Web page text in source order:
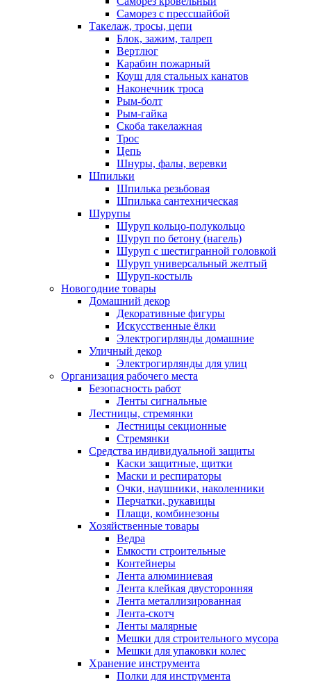
Саморез с прессшайбой
Такелаж, тросы, цепи
Блок, зажим, талреп
Вертлюг
Карабин пожарный
Коуш для стальных канатов
Наконечник троса
Рым-болт
Рым-гайка
Скоба такелажная
Трос
Цепь
Шнуры, фалы, веревки
Шпильки
Шпилька резьбовая
Шпилька сантехническая
Шурупы
Шуруп кольцо-полукольцо
Шуруп по бетону (нагель)
Шуруп с шестигранной головкой
Шуруп универсальный желтый
Шуруп-костыль
Новогодние товары
Домашний декор
Декоративные фигуры
Искусственные ёлки
Электрогирлянды домашние
Уличный декор
Электрогирлянды для улиц
Организация рабочего места
Безопасность работ
Ленты сигнальные
Лестницы, стремянки
Лестницы секционные
Стремянки
Средства индивидуальной защиты
Каски защитные, щитки
Маски и респираторы
Очки, наушники, наколенники
Перчатки, рукавицы
Плащи, комбинезоны
Хозяйственные товары
Ведра
Емкости строительные
Контейнеры
Лента алюминиевая
Лента клейкая двусторонняя
Лента металлизированная
Лента-скотч
Ленты малярные
Мешки для строительного мусора
Мешки для упаковки колес
Хранение инструмента
Полки для инструмента